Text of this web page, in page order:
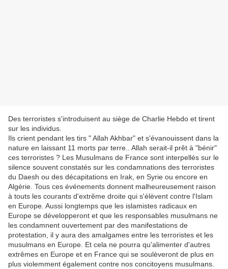
Des terroristes s'introduisent au siège de Charlie Hebdo et tirent
sur les individus.
Ils crient pendant les tirs " Allah Akhbar" et s'évanouissent dans la
nature en laissant 11 morts par terre.. Allah serait-il prêt à "bénir"
ces terroristes ? Les Musulmans de France sont interpellés sur le
silence souvent constatés sur les condamnations des terroristes
du Daesh ou des décapitations en Irak, en Syrie ou encore en
Algérie. Tous ces événements donnent malheureusement raison
à touts les courants d'extrême droite qui s'élèvent contre l'Islam
en Europe. Aussi longtemps que les islamistes radicaux en
Europe se développeront et que les responsables musulmans ne
les condamnent ouvertement par des manifestations de
protestation, il y aura des amalgames entre les terroristes et les
musulmans en Europe. Et cela ne pourra qu'alimenter d'autres
extrêmes en Europe et en France qui se soulèveront de plus en
plus violemment également contre nos concitoyens musulmans.